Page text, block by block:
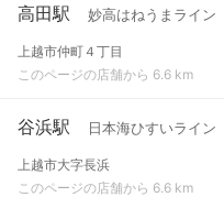
高田駅 妙高はねうまライン
上越市仲町４丁目
このページの店舗から 6.6 km
谷浜駅 日本海ひすいライン
上越市大字長浜
このページの店舗から 6.6 km